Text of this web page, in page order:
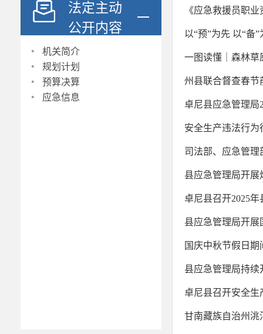
法定主动
公开内容
· 机关简介
· 规划计划
· 预算决算
· 应急信息
《应急救援员职
以“预”为先 以“备
一图读懂｜森林草
州县联合督查春节
卓尼县应急管理局
安全生产违法行为
司法部、应急管
县应急管理局开
卓尼县召开2025
县应急管理局开
国庆中秋节假日
县应急管理局持
卓尼县召开安全生
甘南藏族自治州洮